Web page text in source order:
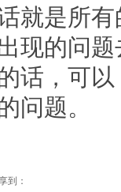
就是所
现的问
话，可
问题。
到：